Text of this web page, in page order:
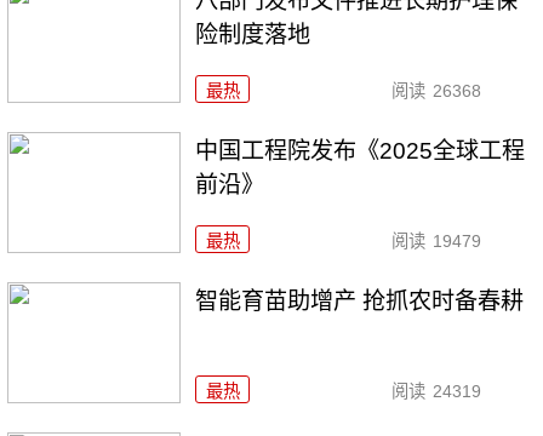
险制度落地
最热 阅读 26368
中国工程院发布《2025全球工程
前沿》
最热 阅读 19479
智能育苗助增产 抢抓农时备春耕
最热 阅读 24319